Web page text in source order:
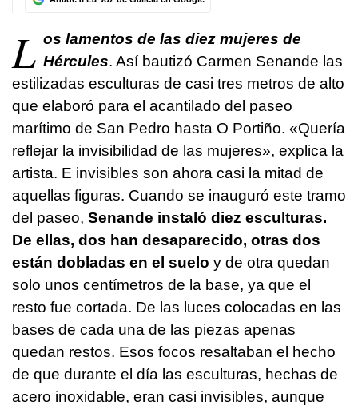
L os lamentos de las diez mujeres de
Hércules. Así bautizó Carmen Senande las
estilizadas esculturas de casi tres metros de alto
que elaboró para el acantilado del paseo
marítimo de San Pedro hasta O Portiño. «Quería
reflejar la invisibilidad de las mujeres», explica la
artista. E invisibles son ahora casi la mitad de
aquellas figuras. Cuando se inauguró este tramo
del paseo, Senande instaló diez esculturas.
De ellas, dos han desaparecido, otras dos
están dobladas en el suelo y de otra quedan
solo unos centímetros de la base, ya que el
resto fue cortada. De las luces colocadas en las
bases de cada una de las piezas apenas
quedan restos. Esos focos resaltaban el hecho
de que durante el día las esculturas, hechas de
acero inoxidable, eran casi invisibles, aunque